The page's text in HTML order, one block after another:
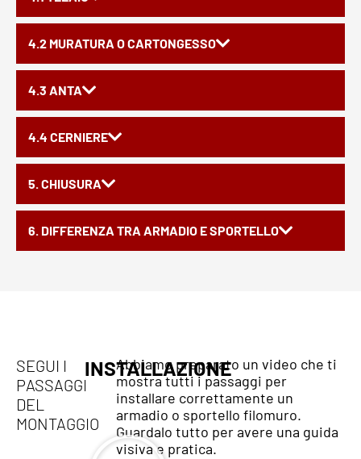
4.2 MURATURA O CARTONGESSO
4.3 ANTA
4.4 CERNIERE
5. CHIUSURA
6. DIFFERENZA TRA ARMADIO E SPORTELLO
SEGUI I
PASSAGGI
DEL
MONTAGGIO
INSTALLAZIONE
Abbiamo preparato un video che ti
mostra tutti i passaggi per
installare correttamente un
armadio o sportello filomuro.
Guardalo tutto per avere una guida
visiva e pratica.